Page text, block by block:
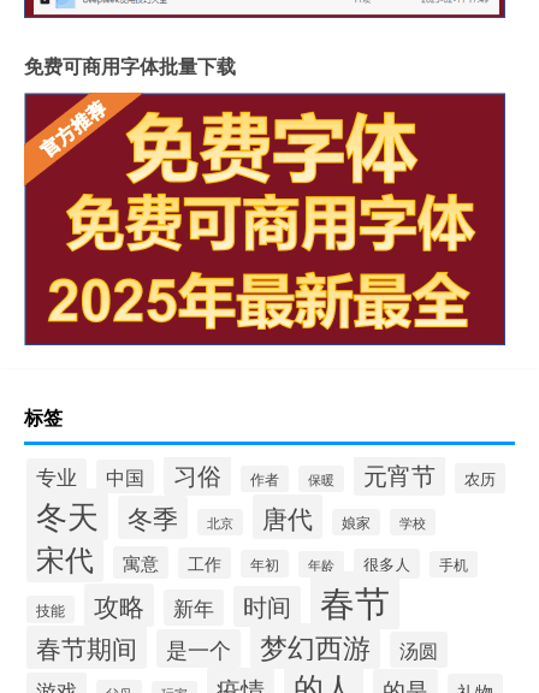
免费可商用字体批量下载
标签
专业 中国 习俗 作者 保暖 元宵节 农历
冬天 冬季 北京 唐代 娘家 学校
宋代 寓意 工作 年初 年龄 很多人 手机
技能 攻略 新年 时间 春节
春节期间 是一个 梦幻西游
汤圆